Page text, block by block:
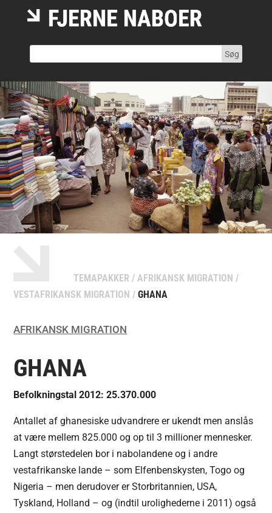
TEMAPAKKER /AFRIKANSK MIGRATION /
VESTAFRIKANSK MIGRATION /GHANA
AFRIKANSK MIGRATION
GHANA
Befolkningstal 2012: 25.370.000
Antallet af ghanesiske udvandrere er ukendt men anslås
at være mellem 825.000 og op til 3 millioner mennesker.
Langt størstedelen bor i nabolandene og i andre
vestafrikanske lande – som Elfenbenskysten, Togo og
Nigeria – men derudover er Storbritannien, USA,
Tyskland, Holland – og (indtil urolighederne i 2011) også